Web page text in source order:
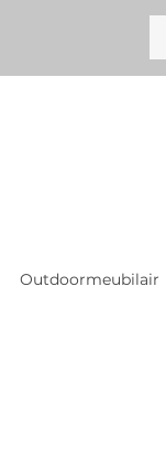
Outdoormeubilair